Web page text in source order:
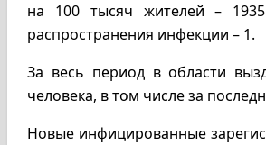
на 100 тысяч жителей –
распространения инфекции – 1.
За весь период в области
человека, в том числе за
Новые инфицированные